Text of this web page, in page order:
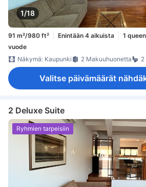
1/18
91 m²/980 ft² Enintään 4 aikuista
1
vuode
Näkymä: Kaupunki
2 Makuuhuonetta
Valitse päivämäärät
2 Deluxe Suite
Ryhmien tarpeisiin